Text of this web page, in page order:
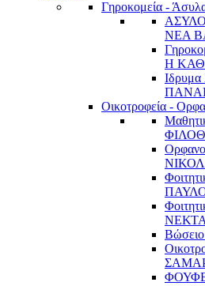
Γηροκομεία -
ΝΕΑ
Η
Οικοτροφεία -
Βώσειο